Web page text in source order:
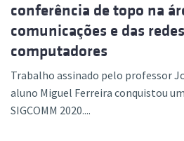
conferência de topo na
comunicações e das
computadores
Trabalho assinado pelo professor
aluno Miguel Ferreira conquistou
SIGCOMM 2020....